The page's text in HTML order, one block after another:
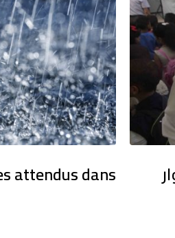
attendus dans